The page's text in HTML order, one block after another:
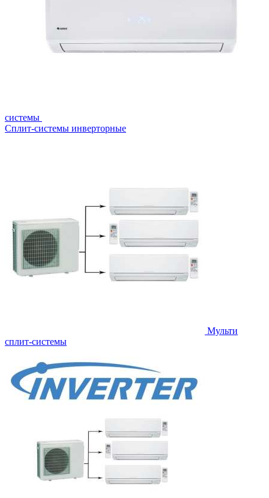
системы
Сплит-системы инверторные
Мульти
сплит-системы